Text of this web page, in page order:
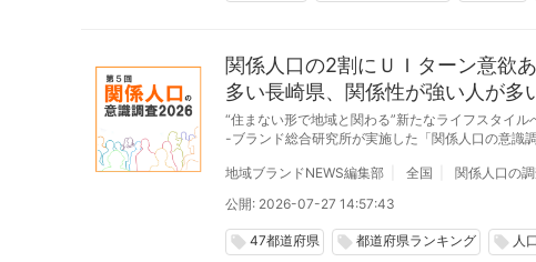
関係人口の2割にＵＩターン意欲
多い長崎県、関係性が強い人が多
“住まない形で地域と関わる”新たなライフスタイ
-ブランド総合研究所が実施した「関係人口の意識
地域ブランドNEWS編集部 全国
関係人口の
公開: 2026-07-27 14:57:43
local_offer 47都道府県 local_offer 都道府県ランキング local_offer 人